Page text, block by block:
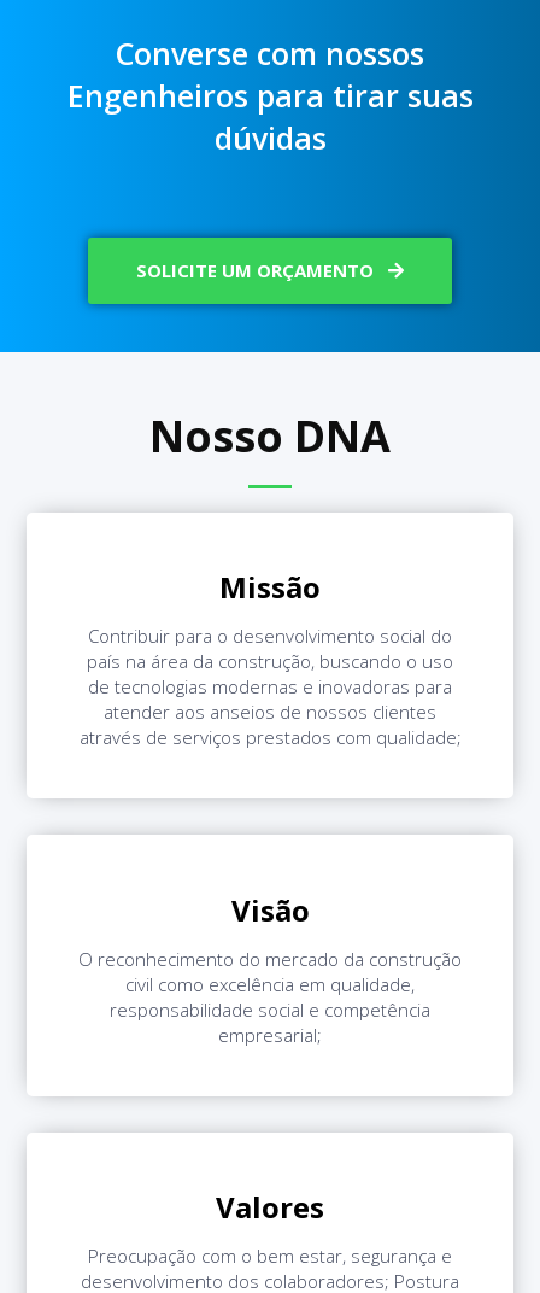
Converse com nossos
Engenheiros para tirar suas
dúvidas
SOLICITE UM ORÇAMENTO
Nosso DNA
Missão
Contribuir para o desenvolvimento social do
país na área da construção, buscando o uso
de tecnologias modernas e inovadoras para
atender aos anseios de nossos clientes
através de serviços prestados com qualidade;
Visão
O reconhecimento do mercado da construção
civil como excelência em qualidade,
responsabilidade social e competência
empresarial;
Valores
Preocupação com o bem estar, segurança e
desenvolvimento dos colaboradores; Postura